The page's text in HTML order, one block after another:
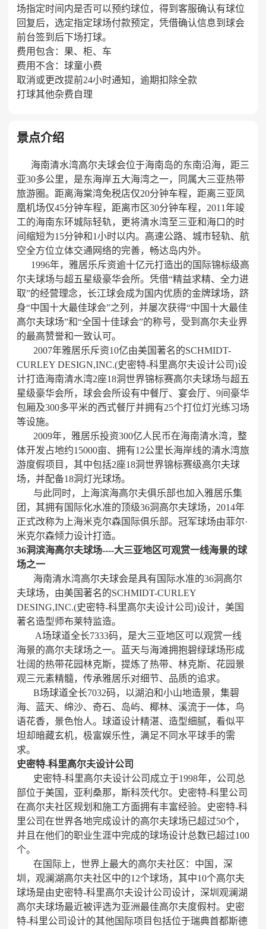
场指定时间内是否可以预约球位，得到客服确认有球位
回复后，选定指定球场付款预定，凭借确认信息到球会
前台签到后下场打球。
费用包含：果、柜、车
费用不含：球童小费
取消或更改提前24小时通知，逾期扣除全款
打球其他杂费自理
景点介绍
海南清水湾高尔夫球会位于海南岛的东南沿海，距三
亚30多公里，是东海岸五大海湾之一，同属大三亚热带
旅游圈。距离海棠湾免税店仅20分钟车程，距离三亚凤
凰机场仅45分钟车程，距离市区30分钟车程，2011年竣
工的海南东环城际轻轨，更将清水湾至三亚和海口的时
间缩短为15分钟和1小时以内。高速公路、城市轻轨、航
空全方位立体交通网络的完善，畅达岛内外。
1996年，雅居乐斥资逾十亿元打造出的国际锦标级高
尔夫球场与超五星级豪华会所。凭借“精益求精、全力进
取”的经营理念，长江球会成为国内优质的金牌球场，跻
身“中国十大最佳球会”之列，并屡次获得“中国十大最佳
高尔夫球场”和“全国十佳球会”的称号，受到高尔夫业界
的最高赞誉和一致认可。
2007年雅居乐斥资10亿由美国著名的SCHMIDT-
CURLEY DESIGN,INC.(史密特-科里高尔夫设计公司)设
计打造海南清水湾2座18洞世界锦标赛高尔夫球场与超五
星级豪华会所，球会会所设有中餐厅、宴会厅、9间豪华
包厢及300多平米的西式餐厅并拥有25个打位灯光练习场
等设施。
2009年，雅居乐投资300亿人民币在海南清水湾，整
体开发占地约15000亩、拥有12公里长海岸线的清水湾旅
游度假项目，其中包括2座18洞世界锦标赛级高尔夫球
场，并配备18洞灯光球场。
与此同时，上海滨海高尔夫俱乐部也加入雅居乐集
团，其拥有国际化水准的顶级36洞高尔夫球场，2014年
正式改称为上海米克尔森国际俱乐部。冠军球场由菲尔·
米克尔森倾力设计打造。
36洞滨海高尔夫球场----大三亚地区可观赏一线海景的球
场之一
海南清水湾高尔夫球会是具有国际水准的36洞高尔
夫球场，由美国著名的SCHMIDT-CURLEY
DESING,INC.(史密特-科里高尔夫设计公司)设计，美国
著名造型师布莱特监造。
A场球道全长7333码，是大三亚地区可以观赏一线
海景的高尔夫球场之一。蓝天与海滩拥抱碧绿球场形成
壮阔的热带花园林克斯，提炼了热带、林克斯、花园景
观三元素精髓，传承雅居乐对细节、品质的追求。
B场球道全长7032码，以湖泊和小山地造景，集碧
海、蓝天、绵沙、奇石、岛屿、椰林、溪流于一体，鸟
语花香，景色怡人。球道设计精湛、造型细腻，看似平
坦却暗藏玄机，极富娱乐性，满足不同水平球手的需
求。
史密特-科里高尔夫设计公司
史密特-科里高尔夫设计公司成立于1998年，公司总
部位于美国，亚利桑那，斯科茨代尔。史密特-科里公司
在高尔夫社区规划和施工方面拥有丰富经验。史密特-科
里公司在世界各地完成设计的高尔夫球场已超过50个，
并且在他们的职业生涯中完成的球场设计总数已超过100
个。
在国际上，世界上最大的高尔夫社区：中国，深
圳，观澜湖高尔夫社区中的12个球场，其中10个高尔夫
球场是由史密特-科里高尔夫设计公司设计，深圳观澜湖
高尔夫球场最近被评选为亚洲最佳高尔夫度假村。史密
特-科里公司设计的其他国际项目包括位于瑞典首都斯德